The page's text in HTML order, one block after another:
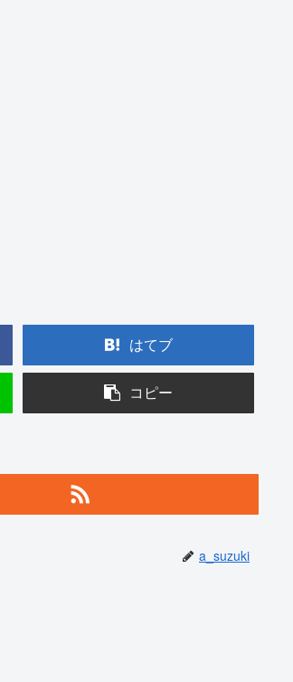
はてブ
コピー
a_suzuki